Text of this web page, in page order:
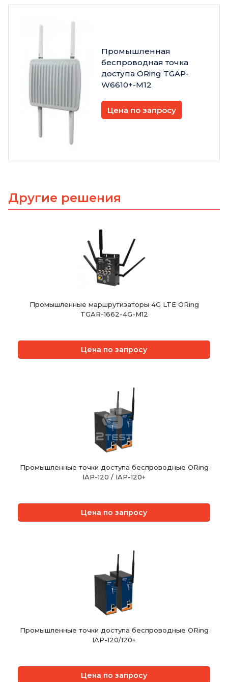
Промышленная
беспроводная точка
доступа ORing TGAP-
W6610+-M12
Цена по запросу
Другие решения
Промышленные маршрутизаторы 4G LTE ORing
TGAR-1662-4G-M12
Цена по запросу
Промышленные точки доступа беспроводные ORing
IAP-120 / IAP-120+
Цена по запросу
Промышленные точки доступа беспроводные ORing
IAP-120/120+
Цена по запросу